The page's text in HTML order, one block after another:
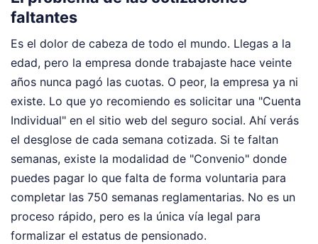
faltantes
Es el dolor de cabeza de todo el mundo. Llegas a la
edad, pero la empresa donde trabajaste hace veinte
años nunca pagó las cuotas. O peor, la empresa ya ni
existe. Lo que yo recomiendo es solicitar una "Cuenta
Individual" en el sitio web del seguro social. Ahí verás
el desglose de cada semana cotizada. Si te faltan
semanas, existe la modalidad de "Convenio" donde
puedes pagar lo que falta de forma voluntaria para
completar las 750 semanas reglamentarias. No es un
proceso rápido, pero es la única vía legal para
formalizar el estatus de pensionado.